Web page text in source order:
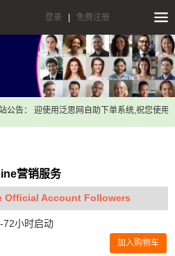
登录 免费注册
告： 迎使用泛思网自助下单系统,祝您使用愉
营销服务
Official Account Followers
72小时启动
加入购物车